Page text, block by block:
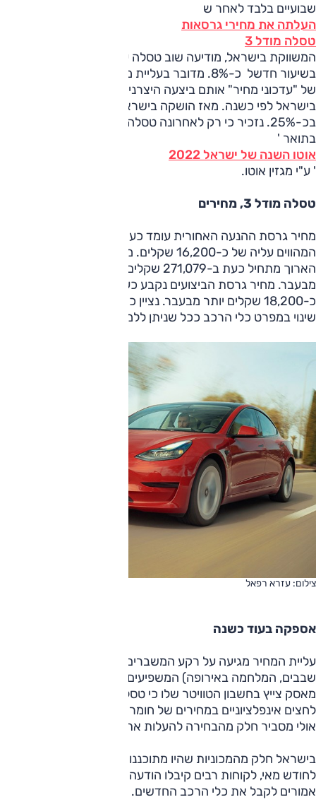
שבועיים בלבד לאחר ש
העלתה את מחירי גרסאות
טסלה מודל 3
המשווקת בישראל, מודיעה שוב טסלה על עליית מחיר, הפעם
בשיעור חדשל כ-8%. מדובר בעליית מחיר נוספת בשורה ארוכה
של "עדכוני מחיר" אותם ביצעה היצרנית מאז הדגם הושק
בתואר '
אוטו השנה של ישראל 2022
' ע"י מגזין אוטו.
טסלה מודל 3, מחירים
המהווים עליה של כ-16,200 שקלים. מחירה של גרסת הטווח
כ-18,200 שקלים יותר מבעבר. נציין כי עליית המחיר מגיעה ללא
שינוי במפרט כלי הרכב ככל שניתן ללמוד מטסלה.
צילום: עזרא רפאל
אספקה בעוד כשנה
עליית המחיר מגיעה על רקע המשברים המרובים (קורונה,
שבבים, המלחמה באירופה) המשפיעים על תעשיית הרכב. אילון
לחצים אינפלציוניים במחירים של חומרי הגלם והלוגיסטיקה, וזה
אולי מסביר חלק מהבחירה להעלות את המחיר בחדות.
בישראל חלק מהמכוניות שהיו מתוכננות למסירה בפברואר נדחו
לחודש מאי, לקוחות רבים קיבלו הודעה על כך זמן קצר לפני שהיו
אמורים לקבל את כלי הרכב החדשים. מי שיזמין כעת טסלה